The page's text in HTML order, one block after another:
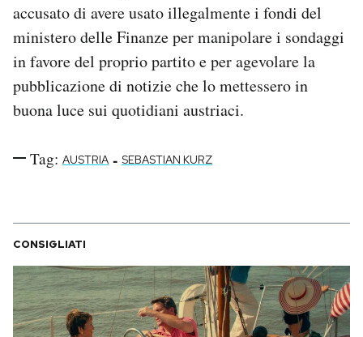
accusato di avere usato illegalmente i fondi del
ministero delle Finanze per manipolare i sondaggi
in favore del proprio partito e per agevolare la
pubblicazione di notizie che lo mettessero in
buona luce sui quotidiani austriaci.
Tag: AUSTRIA - SEBASTIAN KURZ
CONSIGLIATI